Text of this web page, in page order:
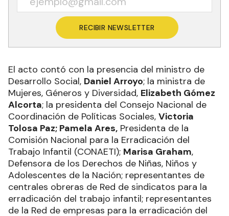
RECIBIR NEWSLETTER
El acto contó con la presencia del ministro de
Desarrollo Social, Daniel Arroyo; la ministra de
Mujeres, Géneros y Diversidad, Elizabeth Gómez
Alcorta; la presidenta del Consejo Nacional de
Coordinación de Políticas Sociales, Victoria
Tolosa Paz; Pamela Ares, Presidenta de la
Comisión Nacional para la Erradicación del
Trabajo Infantil (CONAETI); Marisa Graham,
Defensora de los Derechos de Niñas, Niños y
Adolescentes de la Nación; representantes de
centrales obreras de Red de sindicatos para la
erradicación del trabajo infantil; representantes
de la Red de empresas para la erradicación del